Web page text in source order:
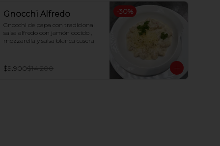
-30%
Gnocchi Alfredo
Gnocchi de papa con tradicional
salsa alfredo con jamón cocido ,
mozzarella y salsa blanca casera
$9.900$14.200